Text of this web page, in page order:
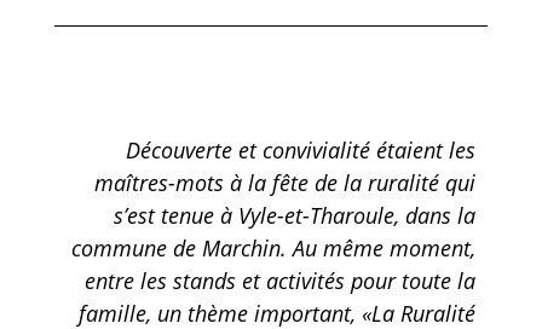
Découverte et convivialité étaient les
maîtres-mots à la fête de la ruralité qui
s’est tenue à Vyle-et-Tharoule, dans la
commune de Marchin. Au même moment,
entre les stands et activités pour toute la
famille, un thème important, «La Ruralité